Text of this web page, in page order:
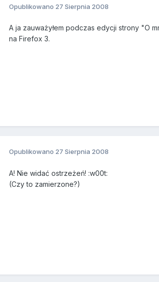
Opublikowano 27 Sierpnia 2008
A ja zauważyłem podczas edycji strony "O
na Firefox 3.
Opublikowano 27 Sierpnia 2008
A! Nie widać ostrzeżeń! :w00t:
(Czy to zamierzone?)